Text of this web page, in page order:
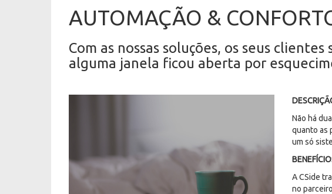
AUTOMAÇÃO &
Com as nossas soluções, os seus
alguma janela ficou aberta por
Não há
quanto as
um só
A CSide
no